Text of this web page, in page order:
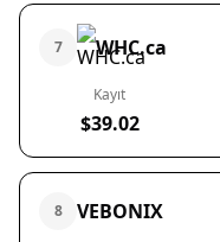
7 WHC.ca
Kayıt
$39.02
8 VEBONIX